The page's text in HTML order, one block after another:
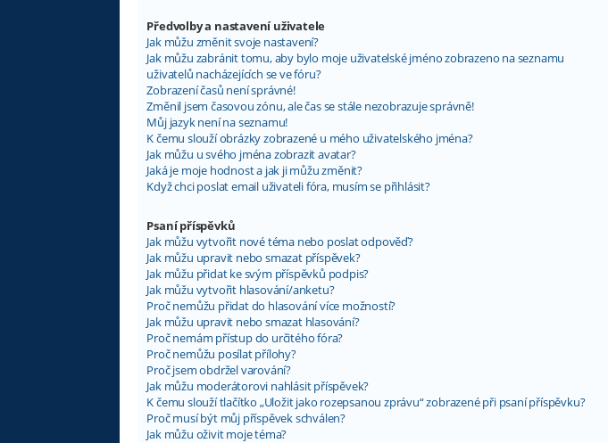
Předvolby a nastavení uživatele
Jak můžu změnit svoje nastavení?
Jak můžu zabránit tomu, aby bylo moje uživatelské jméno zobrazeno na seznamu
uživatelů nacházejících se ve fóru?
Zobrazení časů není správné!
Změnil jsem časovou zónu, ale čas se stále nezobrazuje správně!
Můj jazyk není na seznamu!
K čemu slouží obrázky zobrazené u mého uživatelského jména?
Jak můžu u svého jména zobrazit avatar?
Jaká je moje hodnost a jak ji můžu změnit?
Když chci poslat email uživateli fóra, musím se přihlásit?
Psaní příspěvků
Jak můžu vytvořit nové téma nebo poslat odpověď?
Jak můžu upravit nebo smazat příspěvek?
Jak můžu přidat ke svým příspěvků podpis?
Jak můžu vytvořit hlasování/anketu?
Proč nemůžu přidat do hlasování více možností?
Jak můžu upravit nebo smazat hlasování?
Proč nemám přístup do určitého fóra?
Proč nemůžu posílat přílohy?
Proč jsem obdržel varování?
Jak můžu moderátorovi nahlásit příspěvek?
K čemu slouží tlačítko „Uložit jako rozepsanou zprávu“ zobrazené při psaní příspěvku?
Proč musí být můj příspěvek schválen?
Jak můžu oživit moje téma?